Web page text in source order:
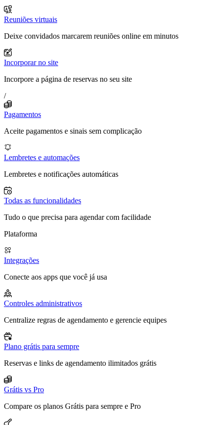
Reuniões virtuais
Deixe convidados marcarem reuniões online em minutos
Incorporar no site
Incorpore a página de reservas no seu site
/
Pagamentos
Aceite pagamentos e sinais sem complicação
Lembretes e automações
Lembretes e notificações automáticas
Todas as funcionalidades
Tudo o que precisa para agendar com facilidade
Plataforma
Integrações
Conecte aos apps que você já usa
Controles administrativos
Centralize regras de agendamento e gerencie equipes
Plano grátis para sempre
Reservas e links de agendamento ilimitados grátis
Grátis vs Pro
Compare os planos Grátis para sempre e Pro